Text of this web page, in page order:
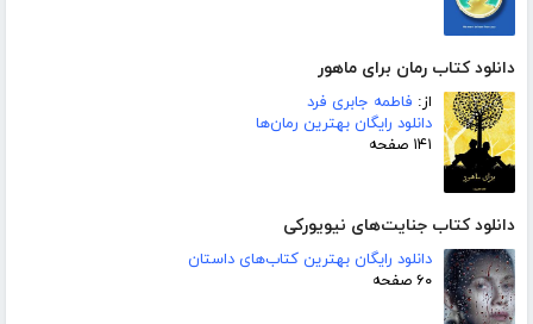
دانلود کتاب رمان برای ماهور
از: فاطمه جابری فرد
دانلود رایگان بهترین رمان‌ها
۱۴۱ صفحه
دانلود کتاب جنایت‌های نیویورکی
دانلود رایگان بهترین کتاب‌های داستان
۶۰ صفحه